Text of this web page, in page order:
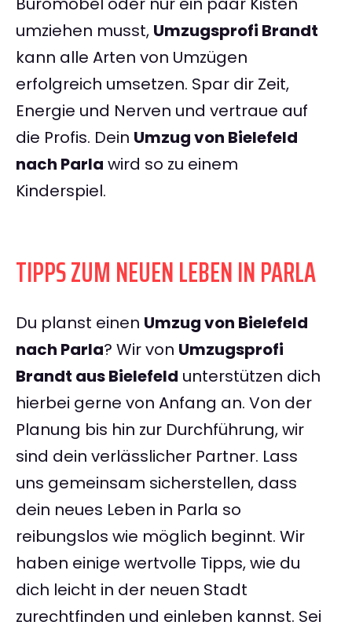
umziehen musst, Umzugsprofi Brandt
kann alle Arten von Umzügen
erfolgreich umsetzen. Spar dir Zeit,
Energie und Nerven und vertraue auf
die Profis. Dein Umzug von Bielefeld
nach Parla wird so zu einem
Kinderspiel.
TIPPS ZUM NEUEN LEBEN IN PARLA
Du planst einen Umzug von Bielefeld
nach Parla? Wir von Umzugsprofi
Brandt aus Bielefeld unterstützen dich
hierbei gerne von Anfang an. Von der
Planung bis hin zur Durchführung, wir
sind dein verlässlicher Partner. Lass
uns gemeinsam sicherstellen, dass
dein neues Leben in Parla so
reibungslos wie möglich beginnt. Wir
haben einige wertvolle Tipps, wie du
dich leicht in der neuen Stadt
zurechtfinden und einleben kannst. Sei